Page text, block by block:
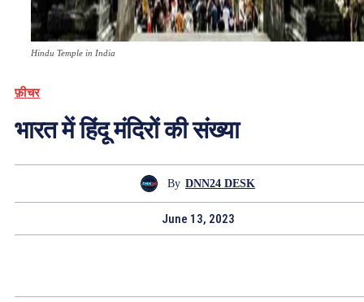
Hindu Temple in India
फ़ीचर
भारत में हिंदू मंदिरों की संख्या
By DNN24 DESK
June 13, 2023